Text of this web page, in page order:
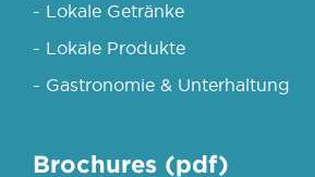
- Lokale Getränke
- Lokale Produkte
- Gastronomie & Unterhaltung
Brochures (pdf)